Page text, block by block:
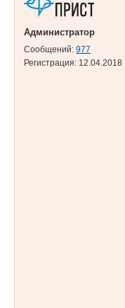
Администратор
Сообщений: 977
Регистрация: 12.04.2018